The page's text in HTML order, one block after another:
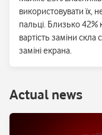
використовувати їх,
пальці. Близько 42%
вартість заміни
заміні екрана.
Аctual news